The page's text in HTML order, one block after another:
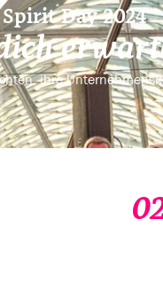
Spirit Day 2024
ihre